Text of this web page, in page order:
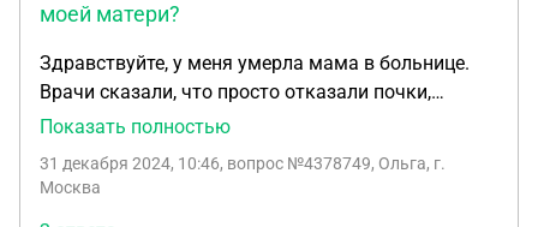
моей матери?
Здравствуйте, у меня умерла мама в больнице.
Врачи сказали, что просто отказали почки,
оказывается что они не лечили 2 недели Абсцесс,
об этом вообще. Я хочу чтобы этих врачей
Показать полностью
31 декабря 2024, 10:46, вопрос №4378749, Ольга, г.
Москва